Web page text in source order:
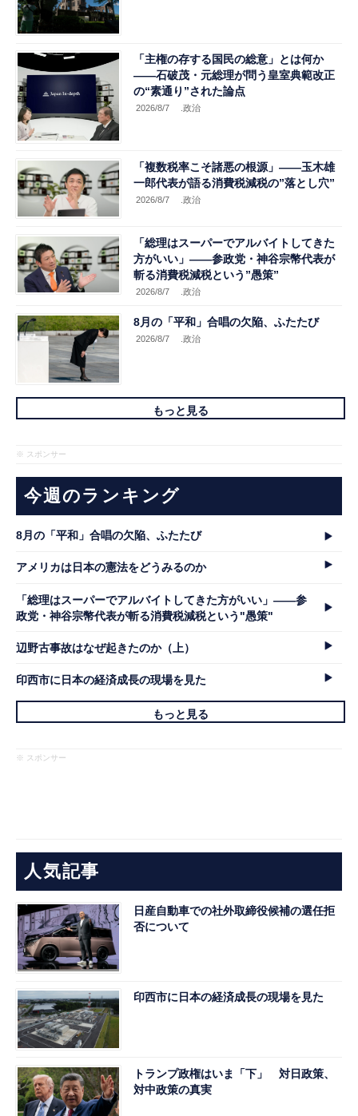
「主権の存する国民の総意」とは何か
――石破茂・元総理が問う皇室典範改正
の“素通り”された論点
2026/8/7 .政治
「複数税率こそ諸悪の根源」――玉木雄
一郎代表が語る消費税減税の”落とし穴”
2026/8/7 .政治
「総理はスーパーでアルバイトしてきた
方がいい」――参政党・神谷宗幣代表が
斬る消費税減税という”愚策”
2026/8/7 .政治
8月の「平和」合唱の欠陥、ふたたび
2026/8/7 .政治
もっと見る
※ スポンサー
今週のランキング
8月の「平和」合唱の欠陥、ふたたび
アメリカは日本の憲法をどうみるのか
「総理はスーパーでアルバイトしてきた方がいい」――参
政党・神谷宗幣代表が斬る消費税減税という"愚策"
辺野古事故はなぜ起きたのか（上）
印西市に日本の経済成長の現場を見た
もっと見る
※ スポンサー
人気記事
日産自動車での社外取締役候補の選任拒
否について
印西市に日本の経済成長の現場を見た
トランプ政権はいま「下」 対日政策、
対中政策の真実